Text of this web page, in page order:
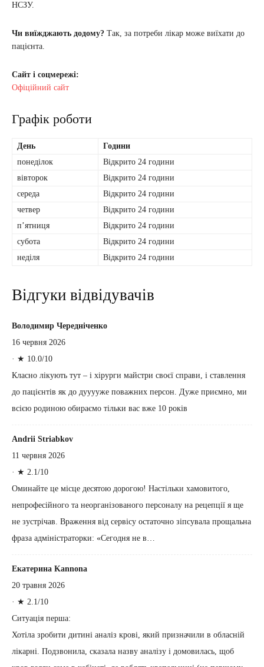
НСЗУ.
Чи виїжджають додому? Так, за потреби лікар може виїхати до
пацієнта.
Сайт і соцмережі:
Офіційний сайт
Графік роботи
День
Години
понеділок
Відкрито 24 години
вівторок
Відкрито 24 години
середа
Відкрито 24 години
четвер
Відкрито 24 години
пʼятниця
Відкрито 24 години
субота
Відкрито 24 години
неділя
Відкрито 24 години
Відгуки відвідувачів
Володимир Чередніченко
16 червня 2026
· ★ 10.0/10
Класно лікують тут – і хірурги майстри своєї справи, і ставлення
до пацієнтів як до дууууже поважних персон. Дуже приємно, ми
всією родиною обираємо тільки вас вже 10 років
Andrii Striabkov
11 червня 2026
· ★ 2.1/10
Оминайте це місце десятою дорогою! Настільки хамовитого,
непрофесійного та неорганізованого персоналу на рецепції я ще
не зустрічав. Враження від сервісу остаточно зіпсувала прощальна
фраза адміністраторки: «Сегодня не в…
Екатерина Kannona
20 травня 2026
· ★ 2.1/10
Ситуація перша:
Хотіла зробити дитині аналіз крові, який призначили в обласній
лікарні. Подзвонила, сказала назву аналізу і домовилась, щоб